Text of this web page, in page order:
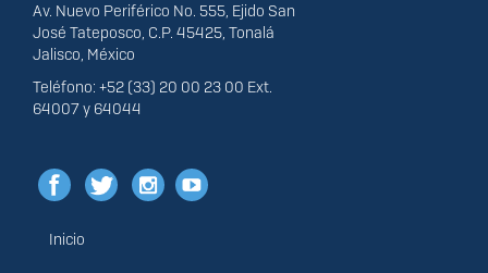
Av. Nuevo Periférico No. 555, Ejido San
José Tateposco, C.P. 45425, Tonalá
Jalisco, México
Teléfono: +52 (33) 20 00 23 00 Ext.
64007 y 64044
Menú
Inicio